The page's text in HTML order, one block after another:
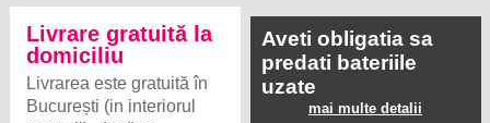
Livrare gratuită la
domiciliu
Livrarea este gratuită în
București (in interiorul
Aveti obligatia sa
predati bateriile
uzate
mai multe detalii